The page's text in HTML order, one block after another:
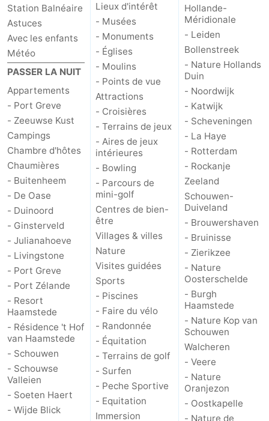
Station Balnéaire
Astuces
Avec les enfants
Météo
PASSER LA NUIT
Appartements
- Port Greve
- Zeeuwse Kust
Campings
Chambre d'hôtes
Chaumières
- Buitenheem
- De Oase
- Duinoord
- Ginsterveld
- Julianahoeve
- Livingstone
- Port Greve
- Port Zélande
- Resort
Haamstede
- Résidence 't Hof
van Haamstede
- Schouwen
- Schouwse
Valleien
- Soeten Haert
- Wijde Blick
Lieux d'intérêt
- Musées
- Monuments
- Églises
- Moulins
- Points de vue
Attractions
- Croisières
- Terrains de jeux
- Aires de jeux
intérieures
- Bowling
- Parcours de
mini-golf
Centres de bien-
être
Villages & villes
Nature
Visites guidées
Sports
- Piscines
- Faire du vélo
- Randonnée
- Équitation
- Terrains de golf
- Surfen
- Peche Sportive
- Equitation
Immersion
Hollande-
Méridionale
- Leiden
Bollenstreek
- Nature Hollands
Duin
- Noordwijk
- Katwijk
- Scheveningen
- La Haye
- Rotterdam
- Rockanje
Zeeland
Schouwen-
Duiveland
- Brouwershaven
- Bruinisse
- Zierikzee
- Nature
Oosterschelde
- Burgh
Haamstede
- Nature Kop van
Schouwen
Walcheren
- Veere
- Nature
Oranjezon
- Oostkapelle
- Nature de